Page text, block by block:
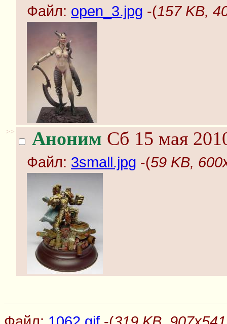
Файл: open_3.jpg -(157 KB,
>> Аноним Сб 15 мая
Файл: 3small.jpg -(59 KB,